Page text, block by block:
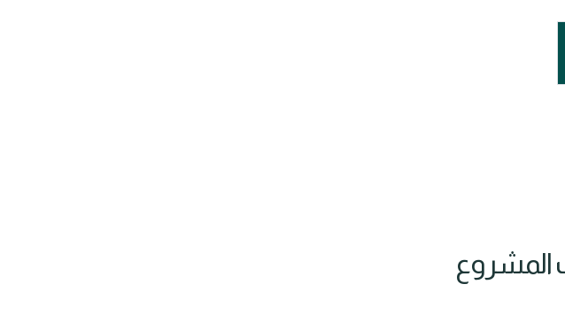
المشروع